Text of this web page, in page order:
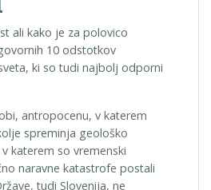
ali kako je za polovico
10 odstotkov
ki so tudi najbolj odporni
antropocenu, v katerem
spreminja geološko
katerem so vremenski
naravne katastrofe postali
tudi Slovenija, ne